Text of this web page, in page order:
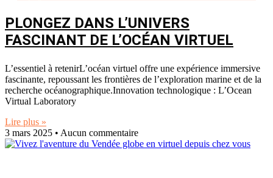
PLONGEZ DANS L’UNIVERS
FASCINANT DE L’OCÉAN VIRTUEL
L’essentiel à retenirL’océan virtuel offre une expérience immersive
fascinante, repoussant les frontières de l’exploration marine et de la
recherche océanographique.Innovation technologique : L’Ocean
Virtual Laboratory
Lire plus »
3 mars 2025
Aucun commentaire